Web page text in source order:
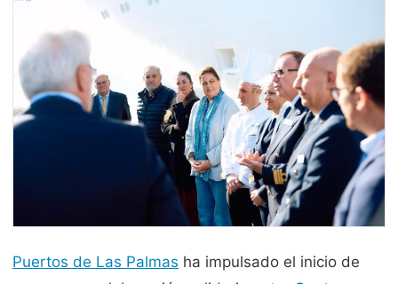
Puertos de Las Palmas ha impulsado el inicio de